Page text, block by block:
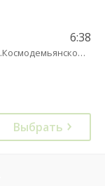
6:38
Памятник А.Космодемьянскому(Балтийское шоссе) трасса
Выбрать